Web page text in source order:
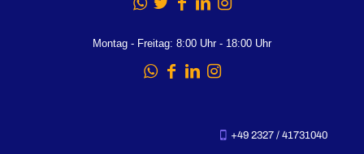
Montag - Freitag: 8:00 Uhr - 18:00 Uhr
+49 2327 / 41731040